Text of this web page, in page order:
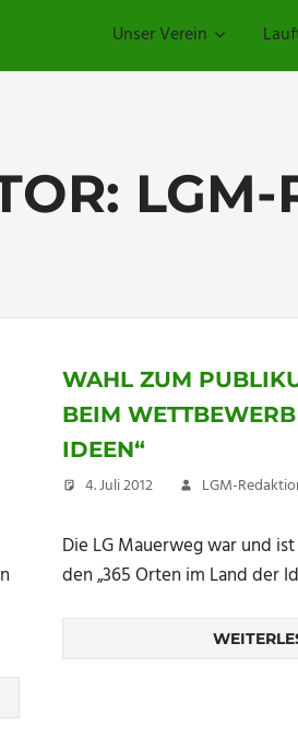
Unser Verein
LGM-
WAHL ZUM
BEIM
IDEEN“
4. Juli 2012 LGM-
Die LG Mauerweg war und
den „365 Orten im Land der